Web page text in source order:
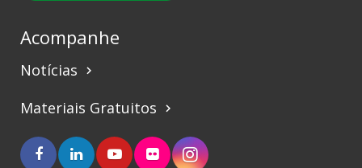
Acompanhe
Notícias keyboard_arrow_right
Materiais Gratuitos keyboard_arrow_right